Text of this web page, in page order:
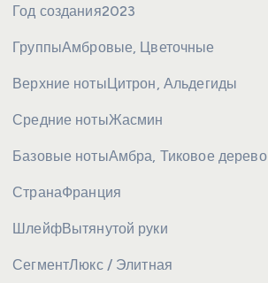
Год создания2023
ГруппыАмбровые, Цветочные
Верхние нотыЦитрон, Альдегиды
Средние нотыЖасмин
Базовые нотыАмбра, Тиковое дерево
СтранаФранция
ШлейфВытянутой руки
СегментЛюкс / Элитная